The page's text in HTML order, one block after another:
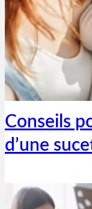
Thibaut Parent
14 octobre 2023
Conseils
d’une